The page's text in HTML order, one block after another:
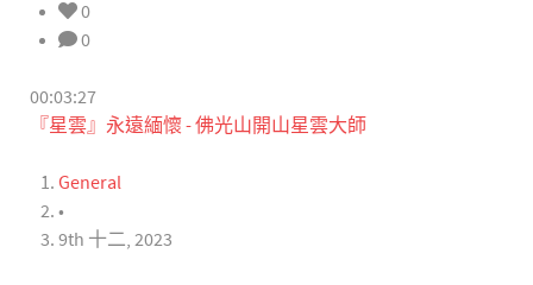
0
0
00:03:27
『星雲』永遠緬懷 - 佛光山開山星雲大師
General
•
9th 十二, 2023